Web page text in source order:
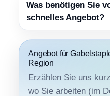
Was benötigen Sie
schnelles Angebot?
Angebot für
Region
Erzählen Sie uns
wo Sie arbeiten (im